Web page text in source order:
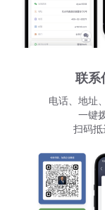
联系
电话、地址
一键
扫码